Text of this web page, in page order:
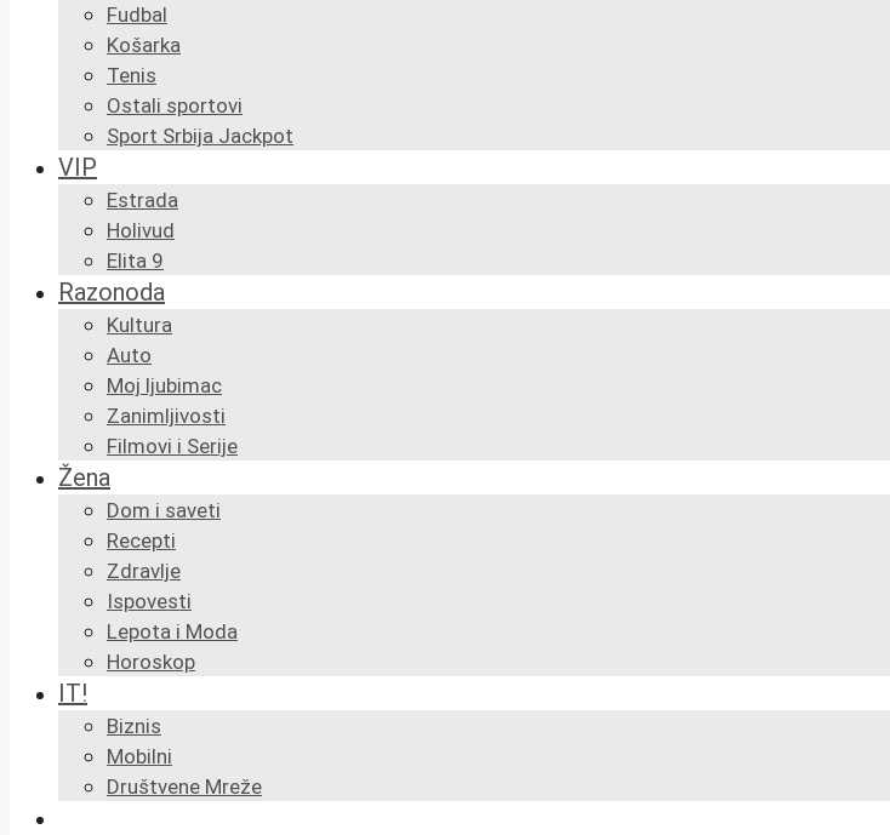
Fudbal
Košarka
Tenis
Ostali sportovi
Sport Srbija Jackpot
VIP
Estrada
Holivud
Elita 9
Razonoda
Kultura
Auto
Moj ljubimac
Zanimljivosti
Filmovi i Serije
Žena
Dom i saveti
Recepti
Zdravlje
Ispovesti
Lepota i Moda
Horoskop
IT!
Biznis
Mobilni
Društvene Mreže